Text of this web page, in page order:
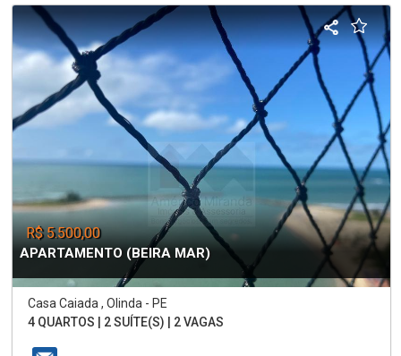
R$ 5.500,00
APARTAMENTO (BEIRA MAR)
Casa Caiada , Olinda - PE
4 QUARTOS | 2 SUÍTE(S) | 2 VAGAS